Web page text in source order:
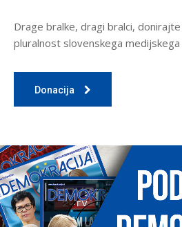
Drage bralke, dragi bralci,
pluralnost slovenskega
Donacija